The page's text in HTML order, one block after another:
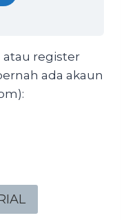
atau register
ada akaun